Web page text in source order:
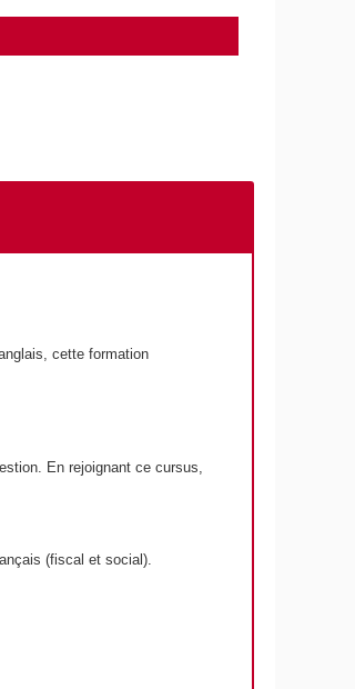
cette formation
En rejoignant ce cursus,
(fiscal et social).